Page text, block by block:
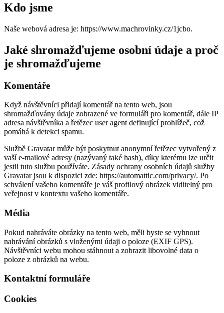
Kdo jsme
Naše webová adresa je: https://www.machrovinky.cz/1jcbo.
Jaké shromažďujeme osobní údaje a proč
je shromažďujeme
Komentáře
Když návštěvníci přidají komentář na tento web, jsou
shromažďovány údaje zobrazené ve formuláři pro komentář, dále IP
adresa návštěvníka a řetězec user agent definující prohlížeč, což
pomáhá k detekci spamu.
Službě Gravatar může být poskytnut anonymní řetězec vytvořený z
vaší e-mailové adresy (nazývaný také hash), díky kterému lze určit
jestli tuto službu používáte. Zásady ochrany osobních údajů služby
Gravatar jsou k dispozici zde: https://automattic.com/privacy/. Po
schválení vašeho komentáře je váš profilový obrázek viditelný pro
veřejnost v kontextu vašeho komentáře.
Média
Pokud nahráváte obrázky na tento web, měli byste se vyhnout
nahrávání obrázků s vloženými údaji o poloze (EXIF GPS).
Návštěvníci webu mohou stáhnout a zobrazit libovolné data o
poloze z obrázků na webu.
Kontaktní formuláře
Cookies